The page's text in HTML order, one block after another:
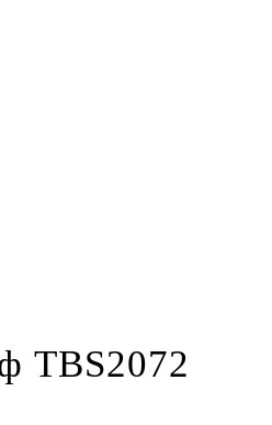
TBS2072